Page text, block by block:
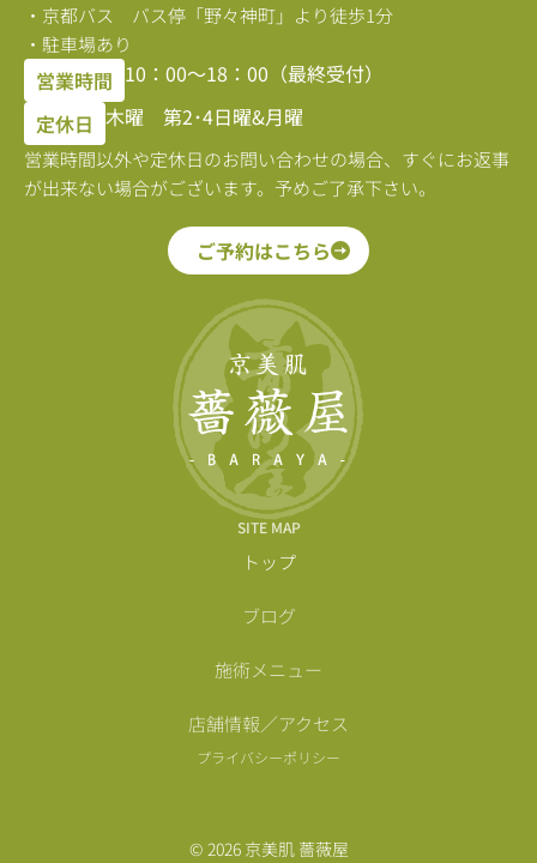
SITE MAP
トップ
ブログ
施術メニュー
店舗情報／アクセス
プライバシーポリシー
© 2026 京美肌 薔薇屋
・京都バス バス停「野々神町」より徒歩1分
・駐車場あり
営業時間 10：00〜18：00（最終受付）
定休日 木曜 第2･4日曜&月曜
営業時間以外や定休日のお問い合わせの場合、すぐにお返事
が出来ない場合がございます。予めご了承下さい。
ご予約はこちら